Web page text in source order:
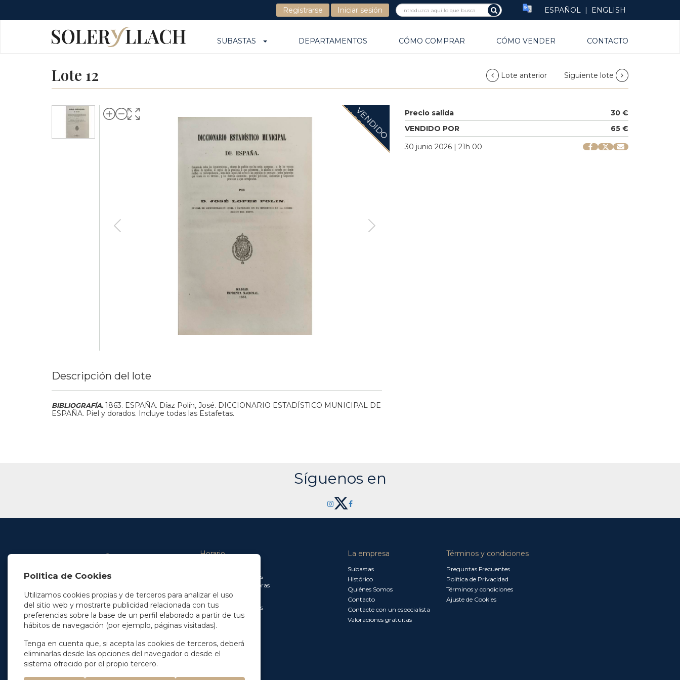
Registrarse Iniciar sesión ESPAÑOL | ENGLISH
SUBASTAS DEPARTAMENTOS CÓMO COMPRAR CÓMO VENDER CONTACTO
Lote 12 Lote anterior Siguiente lote
VENDIDO Precio salida
30 €
VENDIDO POR
65 €
30 junio 2026 | 21h 00
Descripción del lote
BIBLIOGRAFÍA.1863. ESPAÑA. Díaz Polín, José. DICCIONARIO ESTADÍSTICO MUNICIPAL DE
ESPAÑA. Piel y dorados. Incluye todas las Estafetas.
Síguenos en
En Madrid
info@soleryllach.com
En Barcelona
Beethoven 13
+34 93 201 87 33
info@soleryllach.com
Horario
De 9.00 a 13.30 horas
y de 14.30 a 18.00 horas
Viernes:
De 8.30 a 15.00 horas
La empresa
Subastas
Histórico
Quiénes Somos
Contacto
Contacte con un especialista
Valoraciones gratuitas
Términos y condiciones
Preguntas Frecuentes
Política de Privacidad
Términos y condiciones
Ajuste de Cookies
Política de Cookies
Utilizamos cookies propias y de terceros para analizar el uso
del sitio web y mostrarte publicidad relacionada con tus
preferencias sobre la base de un perfil elaborado a partir de tus
hábitos de navegación (por ejemplo, páginas visitadas).
Tenga en cuenta que, si acepta las cookies de terceros, deberá
eliminarlas desde las opciones del navegador o desde el
sistema ofrecido por el propio tercero.